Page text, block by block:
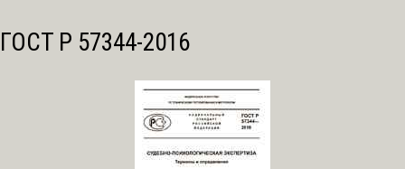
ГОСТ Р 57344-2016